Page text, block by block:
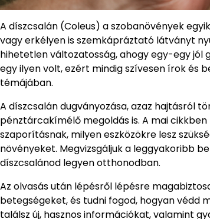
A díszcsalán (Coleus) a szobanövények
vagy erkélyen is szemkápráztató látványt
hihetetlen változatosság, ahogy egy-egy jól
egy ilyen volt, ezért mindig szívesen írok és
témájában.
A díszcsalán dugványozása, azaz hajtásról
pénztárcakímélő megoldás is. A mai
szaporításnak, milyen eszközökre lesz
növényeket. Megvizsgáljuk a leggyakoribb
díszcsalánod legyen otthonodban.
Az olvasás után lépésről lépésre
betegségeket, és tudni fogod, hogyan védd
találsz új, hasznos információkat, valamint